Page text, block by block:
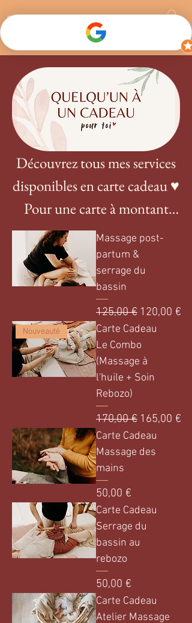
Découvrez tous mes services
disponibles en carte cadeau ♥
Pour une carte à montant
libre, contactez moi !
Massage post-
partum &
serrage du
bassin
Prix original
125,00 € Prix
120,00 €
Nouveauté
Carte Cadeau
Le Combo
(Massage à
l'huile + Soin
Rebozo)
Prix original
170,00 € Prix
165,00 €
Carte Cadeau
Massage des
mains
Prix
50,00 €
Carte Cadeau
Serrage du
bassin au
rebozo
Prix
50,00 €
Carte Cadeau
Atelier Massage